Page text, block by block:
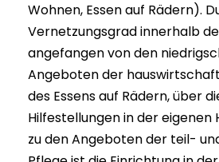
Wohnen, Essen auf Rädern).
Vernetzungsgrad innerhalb
angefangen von den
Angeboten der
des Essens auf Rädern, über
Hilfestellungen in der eigenen
zu den Angeboten der teil-